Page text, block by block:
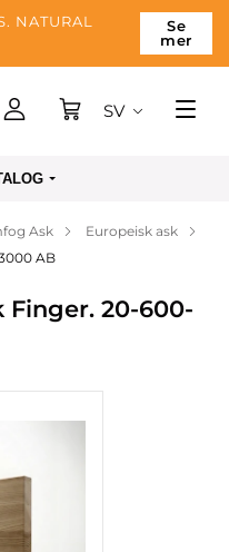
NATURAL
Se
mer
SV
Ask
Europeisk ask
AB
20-600-